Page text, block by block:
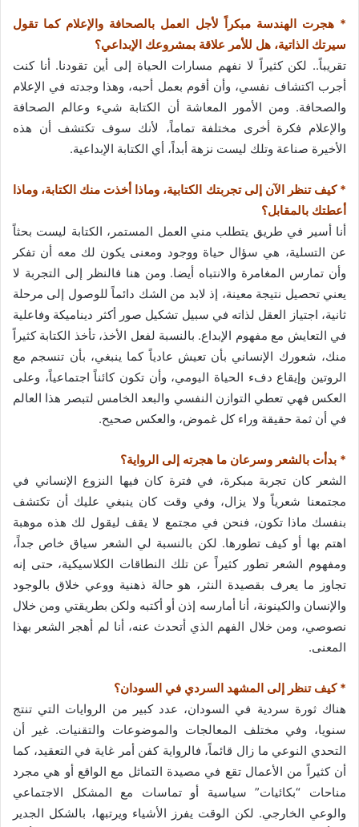
* هجرت الهندسة مبكراً لأجل العمل بالصحافة والإعلام كما تقول
سيرتك الذاتية، هل للأمر علاقة بمشروعك الإبداعي؟
تقريباً.. لكن كثيراً لا نفهم مسارات الحياة إلى أين تقودنا. أنا كنت
أجرب اكتشاف نفسي، وأن أقوم بعمل أحبه، وهذا وجدته في الإعلام
والصحافة. ومن الأمور المعاشة أن الكتابة شيء وعالم الصحافة
والإعلام فكرة أخرى مختلفة تماماً، لأنك سوف تكتشف أن هذه
الأخيرة صناعة وتلك ليست نزهة أبداً، أي الكتابة الإبداعية.
* كيف تنظر الآن إلى تجربتك الكتابية، وماذا أخذت منك الكتابة، وماذا
أعطتك بالمقابل؟
أنا أسير في طريق يتطلب مني العمل المستمر، الكتابة ليست بحثاً
عن التسلية، هي سؤال حياة ووجود ومعنى يكون لك معه أن تفكر
وأن تمارس المغامرة والانتباه أيضا. ومن هنا فالنظر إلى التجربة لا
يعني تحصيل نتيجة معينة، إذ لابد من الشك دائماً للوصول إلى مرحلة
ثانية، اجتياز العقل لذاته في سبيل تشكيل صور أكثر ديناميكة وفاعلية
في التعايش مع مفهوم الإبداع. بالنسبة لفعل الأخذ، تأخذ الكتابة كثيراً
منك، شعورك الإنساني بأن تعيش عادياً كما ينبغي، بأن تنسجم مع
الروتين وإيقاع دفء الحياة اليومي، وأن تكون كائناً اجتماعياً، وعلى
العكس فهي تعطي التوازن النفسي والبعد الخامس لتبصر هذا العالم
في أن ثمة حقيقة وراء كل غموض، والعكس صحيح.
* بدأت بالشعر وسرعان ما هجرته إلى الرواية؟
الشعر كان تجربة مبكرة، في فترة كان فيها النزوع الإنساني في
مجتمعنا شعرياً ولا يزال، وفي وقت كان ينبغي عليك أن تكتشف
بنفسك ماذا تكون، فنحن في مجتمع لا يقف ليقول لك هذه موهبة
اهتم بها أو كيف تطورها. لكن بالنسبة لي الشعر سياق خاص جداً،
ومفهوم الشعر تطور كثيراً عن تلك النطاقات الكلاسيكية، حتى إنه
تجاوز ما يعرف بقصيدة النثر، هو حالة ذهنية ووعي خلاق بالوجود
والإنسان والكينونة، أنا أمارسه إذن أو أكتبه ولكن بطريقتي ومن خلال
نصوصي، ومن خلال الفهم الذي أتحدث عنه، أنا لم أهجر الشعر بهذا
المعنى.
* كيف تنظر إلى المشهد السردي في السودان؟
هناك ثورة سردية في السودان، عدد كبير من الروايات التي تنتج
سنويا، وفي مختلف المعالجات والموضوعات والتقنيات. غير أن
التحدي النوعي ما زال قائماً، فالرواية كفن أمر غاية في التعقيد، كما
أن كثيراً من الأعمال تقع في مصيدة التماثل مع الواقع أو هي مجرد
مناحات “بكائيات” سياسية أو تماسات مع المشكل الاجتماعي
والوعي الخارجي. لكن الوقت يفرز الأشياء ويرتبها، بالشكل الجدير